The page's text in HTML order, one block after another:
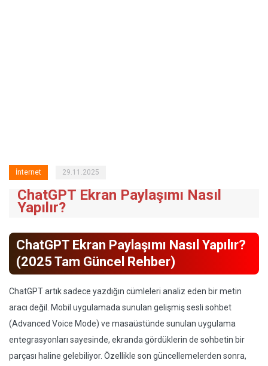
İnternet 29.11.2025
ChatGPT Ekran Paylaşımı Nasıl
Yapılır?
ChatGPT Ekran Paylaşımı Nasıl Yapılır?
(2025 Tam Güncel Rehber)
ChatGPT artık sadece yazdığın cümleleri analiz eden bir metin
aracı değil. Mobil uygulamada sunulan gelişmiş sesli sohbet
(Advanced Voice Mode) ve masaüstünde sunulan uygulama
entegrasyonları sayesinde, ekranda gördüklerin de sohbetin bir
parçası haline gelebiliyor. Özellikle son güncellemelerden sonra,